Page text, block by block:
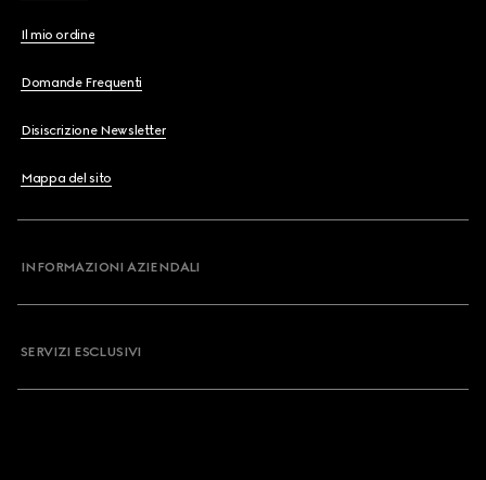
Il mio ordine
Domande Frequenti
Disiscrizione Newsletter
Mappa del sito
INFORMAZIONI AZIENDALI
SERVIZI ESCLUSIVI